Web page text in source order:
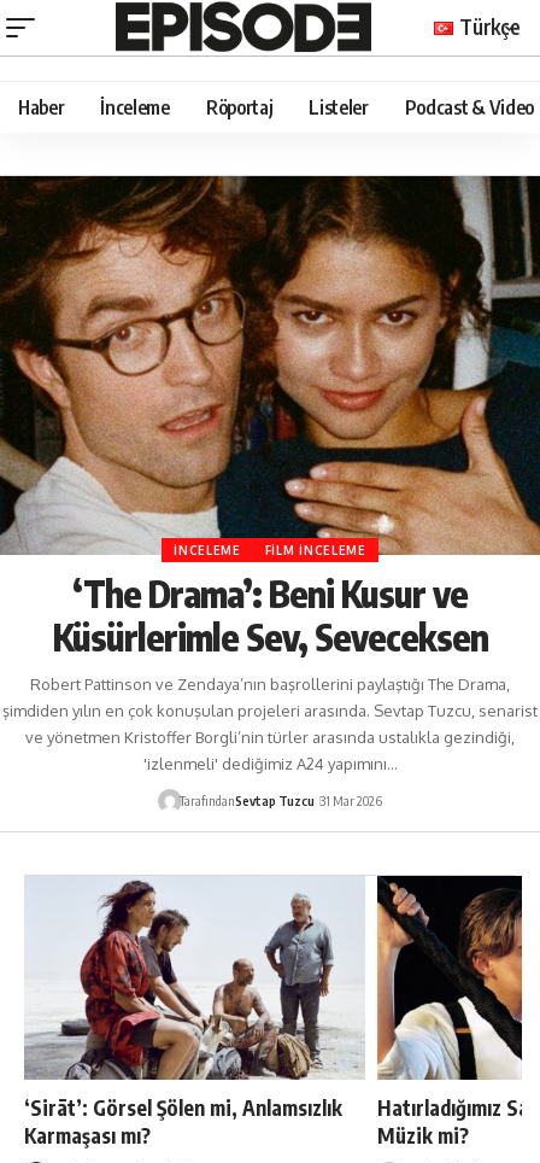
Türkçe
Haber İnceleme Röportaj Listeler Podcast & Video
İNCELEME FILM İNCELEME
‘The Drama’: Beni Kusur ve
Küsürlerimle Sev, Seveceksen
Robert Pattinson ve Zendaya’nın başrollerini paylaştığı The Drama,
şimdiden yılın en çok konuşulan projeleri arasında. Sevtap Tuzcu, senarist
ve yönetmen Kristoffer Borgli’nin türler arasında ustalıkla gezindiği,
'izlenmeli' dediğimiz A24 yapımını…
TarafındanSevtap Tuzcu 31 Mar 2026
‘Sirāt’: Görsel Şölen mi, Anlamsızlık
Karmaşası mı?
Hatırladığımız
Müzik mi?